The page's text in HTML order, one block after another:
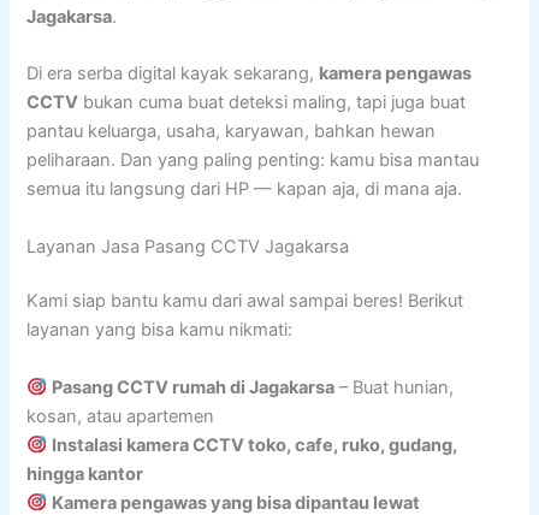
Jagakarsa.
Di era serba digital kayak sekarang, kamera pengawas
CCTV bukan cuma buat deteksi maling, tapi juga buat
pantau keluarga, usaha, karyawan, bahkan hewan
peliharaan. Dan yang paling penting: kamu bisa mantau
semua itu langsung dari HP — kapan aja, di mana aja.
Layanan Jasa Pasang CCTV Jagakarsa
Kami siap bantu kamu dari awal sampai beres! Berikut
layanan yang bisa kamu nikmati:
Pasang CCTV rumah di Jagakarsa – Buat hunian,
kosan, atau apartemen
Instalasi kamera CCTV toko, cafe, ruko, gudang,
hingga kantor
Kamera pengawas yang bisa dipantau lewat